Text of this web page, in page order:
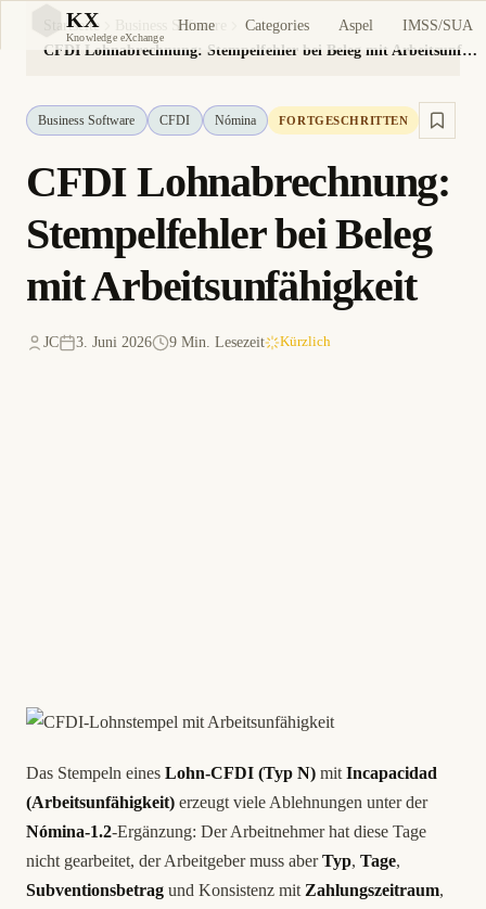
KX
Knowledge eXchange
Home Categories Aspel IMSS/SUA
Startseite
Business Software
CFDI Lohnabrechnung: Stempelfehler bei Beleg mit Arbeitsunfähigkeit
Business Software CFDI Nómina FORTGESCHRITTEN
CFDI Lohnabrechnung:
Stempelfehler bei Beleg
mit Arbeitsunfähigkeit
JC 3. Juni 2026 9 Min. Lesezeit Kürzlich
Das Stempeln eines Lohn-CFDI (Typ N) mit Incapacidad
(Arbeitsunfähigkeit) erzeugt viele Ablehnungen unter der
Nómina-1.2-Ergänzung: Der Arbeitnehmer hat diese Tage
nicht gearbeitet, der Arbeitgeber muss aberTyp, Tage,
Subventionsbetrag und Konsistenz mit Zahlungszeitraum,